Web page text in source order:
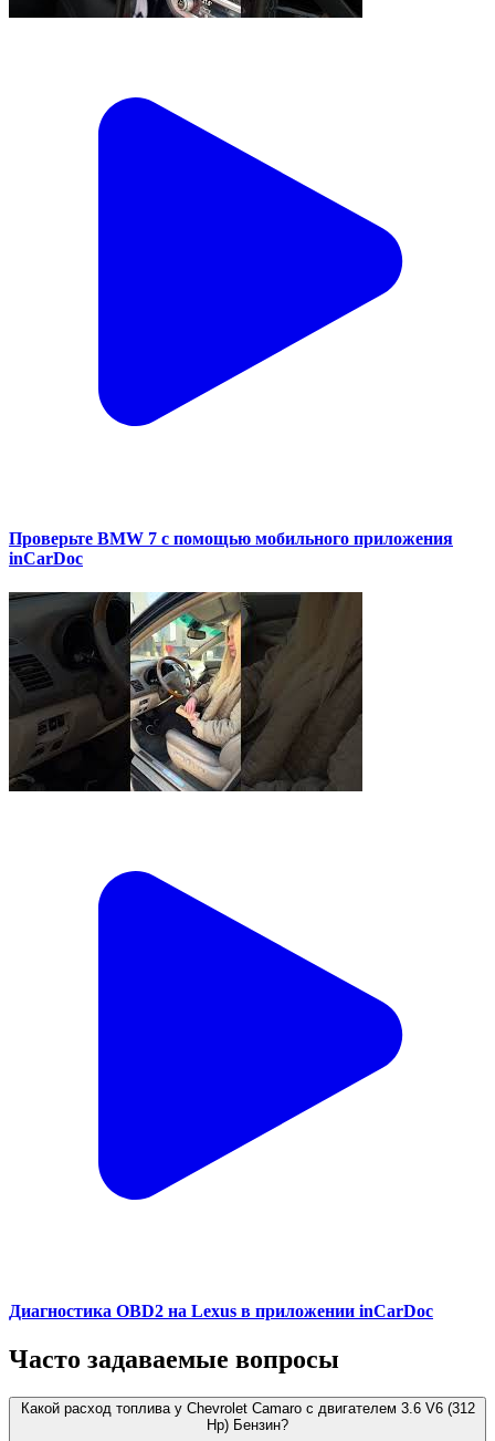
Проверьте BMW 7 с помощью мобильного приложения
inCarDoc
Диагностика OBD2 на Lexus в приложении inCarDoc
Часто задаваемые вопросы
Какой расход топлива у Chevrolet Camaro с двигателем 3.6 V6 (312
Hp) Бензин?